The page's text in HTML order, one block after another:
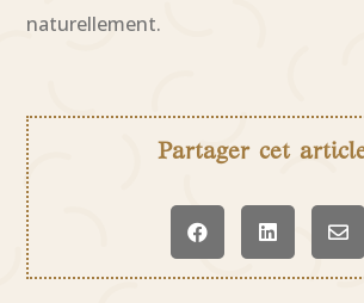
naturellement.
Partager cet
  